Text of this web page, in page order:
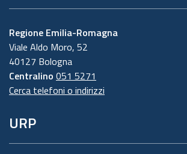
Regione Emilia-Romagna
Viale Aldo Moro, 52
40127 Bologna
Centralino 051 5271
Cerca telefoni o indirizzi
URP